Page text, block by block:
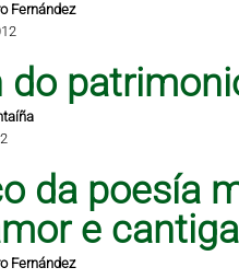
Fernández
do
da poesía
e
Fernández